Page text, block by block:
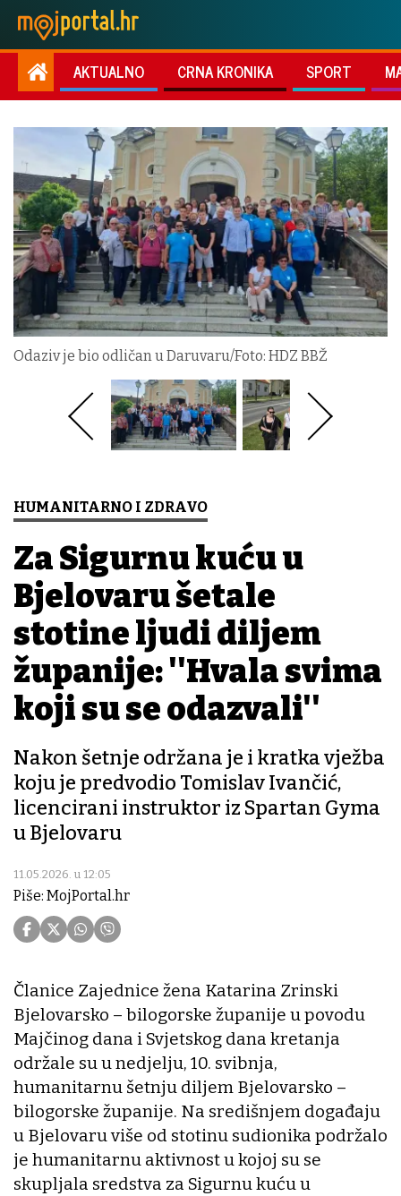
AKTUALNO CRNA KRONIKA SPORT
Odaziv je bio odličan u Daruvaru/Foto: HDZ BBŽ
HUMANITARNO I ZDRAVO
Za Sigurnu kuću u
Bjelovaru šetale
stotine ljudi diljem
županije: ''Hvala svima
koji su se odazvali''
Nakon šetnje održana je i kratka vježba
koju je predvodio Tomislav Ivančić,
licencirani instruktor iz Spartan Gyma
u Bjelovaru
11.05.2026. u 12:05
Piše: MojPortal.hr
Članice Zajednice žena Katarina Zrinski
Bjelovarsko – bilogorske županije u povodu
Majčinog dana i Svjetskog dana kretanja
održale su u nedjelju, 10. svibnja,
humanitarnu šetnju diljem Bjelovarsko –
bilogorske županije. Na središnjem događaju
u Bjelovaru više od stotinu sudionika podržalo
je humanitarnu aktivnost u kojoj su se
skupljala sredstva za Sigurnu kuću u